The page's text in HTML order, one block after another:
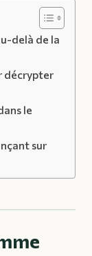
delà de la
décrypter
le
sur